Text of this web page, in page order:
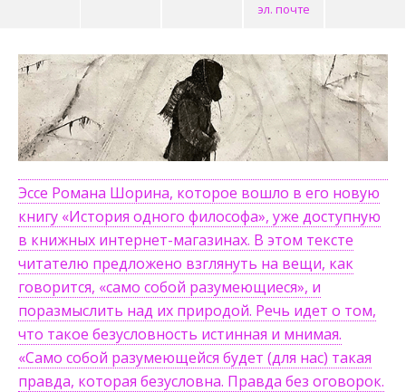
эл. почте
Эссе Романа Шорина, которое вошло в его новую
книгу «История одного философа», уже доступную
в книжных интернет-магазинах. В этом тексте
читателю предложено взглянуть на вещи, как
говорится, «само собой разумеющиеся», и
поразмыслить над их природой. Речь идет о том,
что такое безусловность истинная и мнимая.
«Само собой разумеющейся будет (для нас) такая
правда, которая безусловна. Правда без оговорок.